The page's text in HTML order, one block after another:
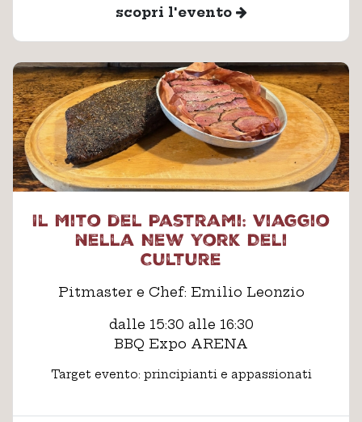
scopri l'evento
Il Mito del Pastrami: Viaggio
nella New York Deli
Culture
Pitmaster e Chef: Emilio Leonzio
dalle 15:30 alle 16:30
BBQ Expo ARENA
Target evento: principianti e appassionati